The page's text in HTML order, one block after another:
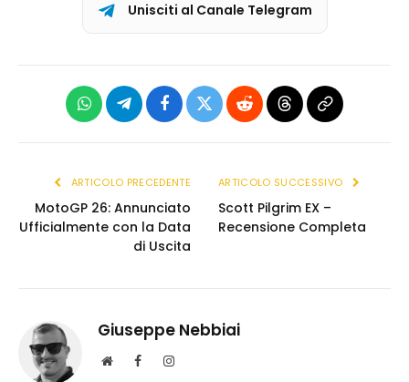
Unisciti al Canale Telegram
WhatsAppTelegramFacebook
X
RedditThreadsCopia
ARTICOLO PRECEDENTE
MotoGP 26: Annunciato
Ufficialmente con la Data
di Uscita
ARTICOLO SUCCESSIVO
Scott Pilgrim EX –
Recensione Completa
Giuseppe Nebbiai
S
F
I